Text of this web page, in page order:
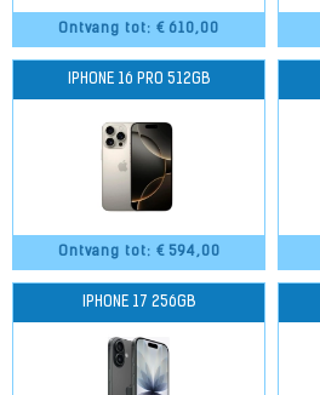
Ontvang tot: € 610,00
Ontvang tot: € 594,00
IPHONE 16 PRO 512GB
IPHONE 17 256GB